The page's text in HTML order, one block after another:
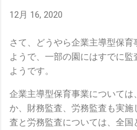
12月 16, 2020
さて、どうやら企業主導型保
ようで、一部の園にはすでに
ようです。
企業主導型保育事業について
か、財務監査、労務監査も実
査と労務監査については、全